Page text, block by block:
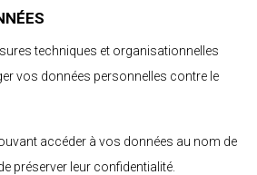
techniques et organisationnelles
vos données personnelles contre le
accéder à vos données au nom de
préserver leur confidentialité.